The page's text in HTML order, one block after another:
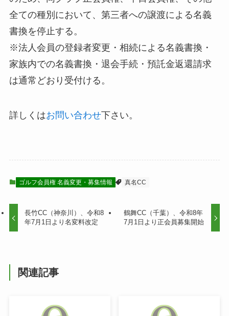
全ての種別において、第三者への譲渡による名義
書換を停止する。
※法人会員の登録者変更・相続による名義書換・
家族内での名義書換・退会手続・預託金返還請求
は通常どおり受付ける。
詳しくはお問い合わせ下さい。
ゴルフ会員権 名義変更・募集情報 真名CC
長竹CC（神奈川）、令和8
年7月1日より名変料改定
鶴舞CC（千葉）、令和8年
7月1日より正会員募集開始
関連記事